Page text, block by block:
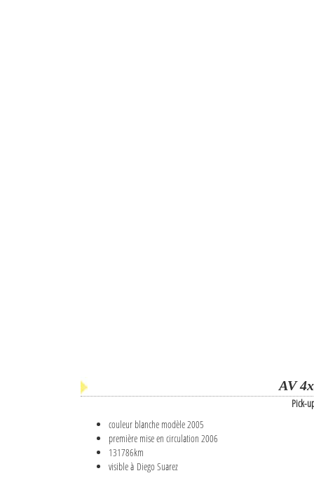
AV
Pick-
couleur blanche modèle 2005
première mise en circulation 2006
131786km
visible à Diego Suarez